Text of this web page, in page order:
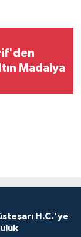
Madalya
H.C.'ye